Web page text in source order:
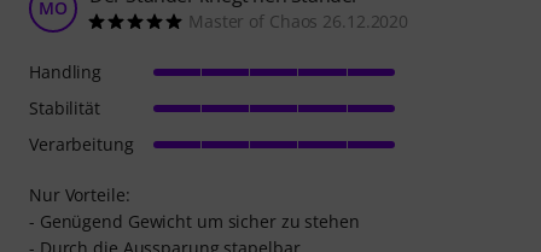
MO
Master of Chaos 26.12.2020
Nur Vorteile:
- Genügend Gewicht um sicher zu stehen
- Durch die Aussparung stapelbar
Handling
Stabilität
Verarbeitung